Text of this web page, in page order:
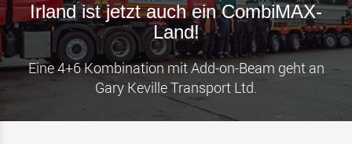
Irland ist jetzt auch ein CombiMAX-
Land!
Eine 4+6 Kombination mit Add-on-Beam geht an
Gary Keville Transport Ltd.